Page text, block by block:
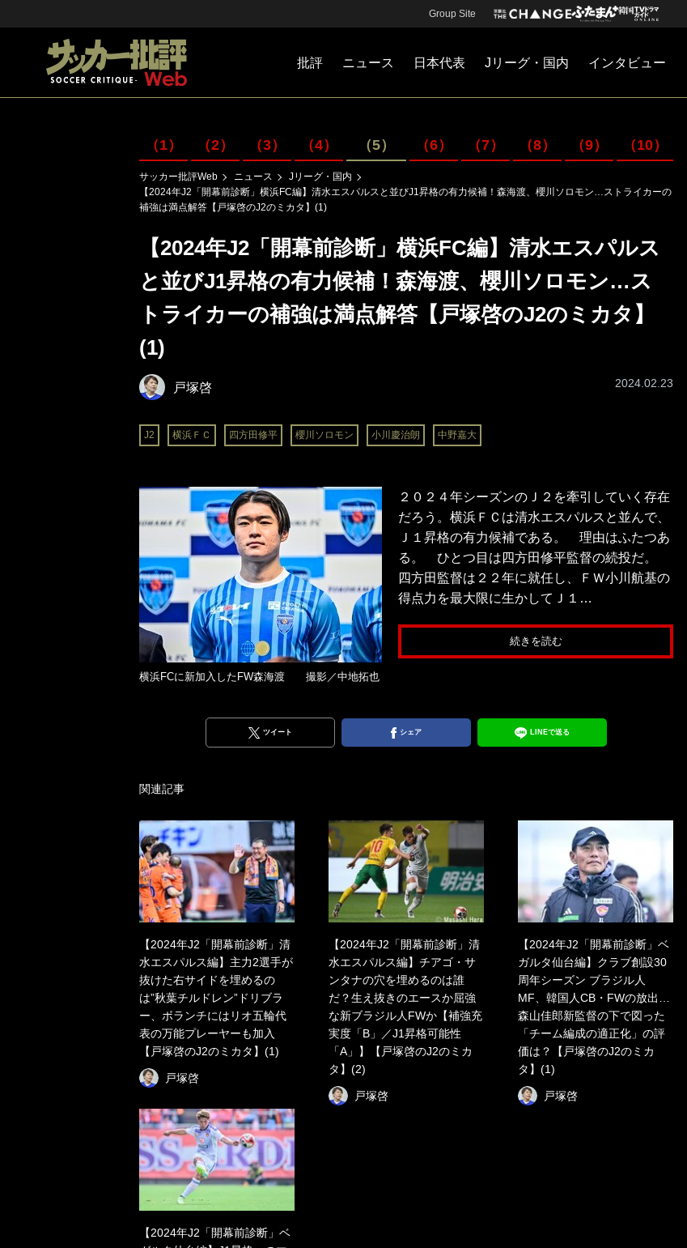
Group Site
批評 ニュース 日本代表 Jリーグ・国内 インタビュー
（1） （2） （3） （4） （5） （6） （7） （8） （9） （10）
サッカー批評Web ニュース
Jリーグ・国内
【2024年J2「開幕前診断」横浜FC編】清水エスパルスと並びJ1昇格の有力候補！森海渡、櫻川ソロモン…ストライカーの
補強は満点解答【戸塚啓のJ2のミカタ】(1)
【2024年J2「開幕前診断」横浜FC編】清水エスパルス
と並びJ1昇格の有力候補！森海渡、櫻川ソロモン…ス
トライカーの補強は満点解答【戸塚啓のJ2のミカタ】
(1)
戸塚啓
J2 横浜ＦＣ 四方田修平 櫻川ソロモン 小川慶治朗 中野嘉大
2024.02.23
横浜FCに新加入したFW森海渡 撮影／中地拓也
２０２４年シーズンのＪ２を牽引していく存在
だろう。横浜ＦＣは清水エスパルスと並んで、
Ｊ１昇格の有力候補である。 理由はふたつあ
る。 ひとつ目は四方田修平監督の続投だ。
四方田監督は２２年に就任し、ＦＷ小川航基の
得点力を最大限に生かしてＪ１…
続きを読む
ツイート シェア LINEで送る
関連記事
【2024年J2「開幕前診断」清
水エスパルス編】主力2選手が
抜けた右サイドを埋めるの
は”秋葉チルドレン”ドリブラ
ー、ボランチにはリオ五輪代
表の万能プレーヤーも加入
【戸塚啓のJ2のミカタ】(1)
戸塚啓
【2024年J2「開幕前診断」清
水エスパルス編】チアゴ・サ
ンタナの穴を埋めるのは誰
だ？生え抜きのエースか屈強
な新ブラジル人FWか【補強充
実度「B」／J1昇格可能性
「A」】【戸塚啓のJ2のミカ
タ】(2)
戸塚啓
【2024年J2「開幕前診断」ベ
ガルタ仙台編】クラブ創設30
周年シーズン ブラジル人
MF、韓国人CB・FWの放出…
森山佳郎新監督の下で図った
「チーム編成の適正化」の評
価は？【戸塚啓のJ2のミカ
タ】(1)
戸塚啓
【2024年J2「開幕前診断」ベ